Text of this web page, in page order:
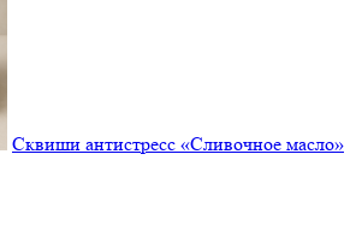
Сквиши антистресс «Сливочное масло»